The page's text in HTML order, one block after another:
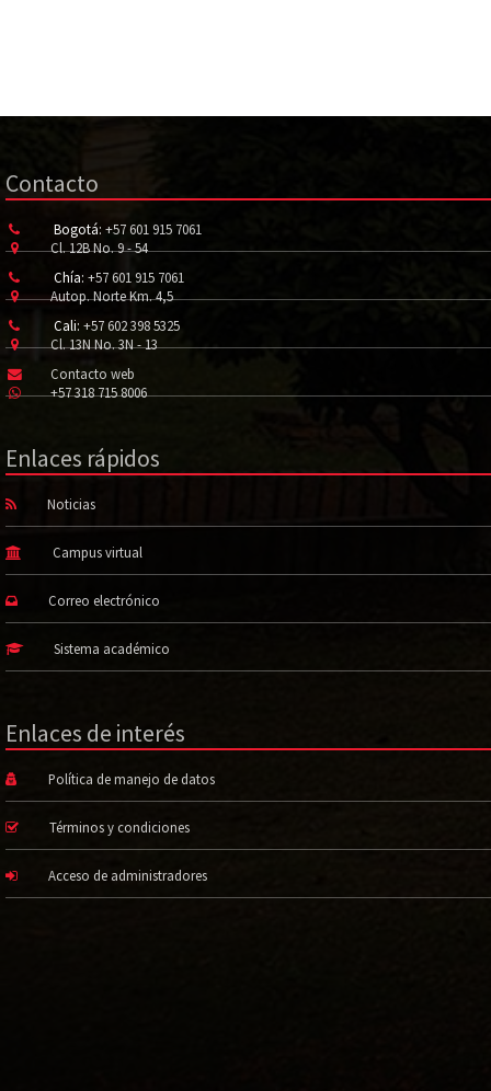
Contacto
Bogotá: +57 601 915 7061
Cl. 12B No. 9 - 54
Chía: +57 601 915 7061
Autop. Norte Km. 4,5
Cali: +57 602 398 5325
Cl. 13N No. 3N - 13
Contacto web
+57 318 715 8006
Enlaces rápidos
Noticias
Campus virtual
Correo electrónico
Sistema académico
Enlaces de interés
Política de manejo de datos
Términos y condiciones
Acceso de administradores